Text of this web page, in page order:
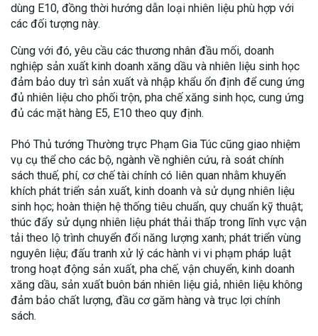
dùng E10, đồng thời hướng dẫn loại nhiên liệu phù hợp với
các đối tượng này.
Cùng với đó, yêu cầu các thương nhân đầu mối, doanh
nghiệp sản xuất kinh doanh xăng dầu và nhiên liệu sinh học
đảm bảo duy trì sản xuất và nhập khẩu ổn định để cung ứng
đủ nhiên liệu cho phối trộn, pha chế xăng sinh học, cung ứng
đủ các mặt hàng E5, E10 theo quy định.
Phó Thủ tướng Thường trực Phạm Gia Túc cũng giao nhiệm
vụ cụ thể cho các bộ, ngành về nghiên cứu, rà soát chính
sách thuế, phí, cơ chế tài chính có liên quan nhằm khuyến
khích phát triển sản xuất, kinh doanh và sử dụng nhiên liệu
sinh học; hoàn thiện hệ thống tiêu chuẩn, quy chuẩn kỹ thuật;
thúc đẩy sử dụng nhiên liệu phát thải thấp trong lĩnh vực vận
tải theo lộ trình chuyển đổi năng lượng xanh; phát triển vùng
nguyên liệu; đấu tranh xử lý các hành vi vi phạm pháp luật
trong hoạt động sản xuất, pha chế, vận chuyển, kinh doanh
xăng dầu, sản xuất buôn bán nhiên liệu giả, nhiên liệu không
đảm bảo chất lượng, đầu cơ găm hàng và trục lợi chính
sách.